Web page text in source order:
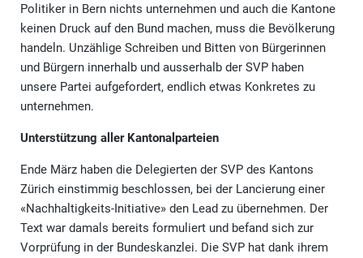
Politiker in Bern nichts unternehmen und auch die Kantone
keinen Druck auf den Bund machen, muss die Bevölkerung
handeln. Unzählige Schreiben und Bitten von Bürgerinnen
und Bürgern innerhalb und ausserhalb der SVP haben
unsere Partei aufgefordert, endlich etwas Konkretes zu
unternehmen.
Unterstützung aller Kantonalparteien
Ende März haben die Delegierten der SVP des Kantons
Zürich einstimmig beschlossen, bei der Lancierung einer
«Nachhaltigkeits-Initiative» den Lead zu übernehmen. Der
Text war damals bereits formuliert und befand sich zur
Vorprüfung in der Bundeskanzlei. Die SVP hat dank ihrem